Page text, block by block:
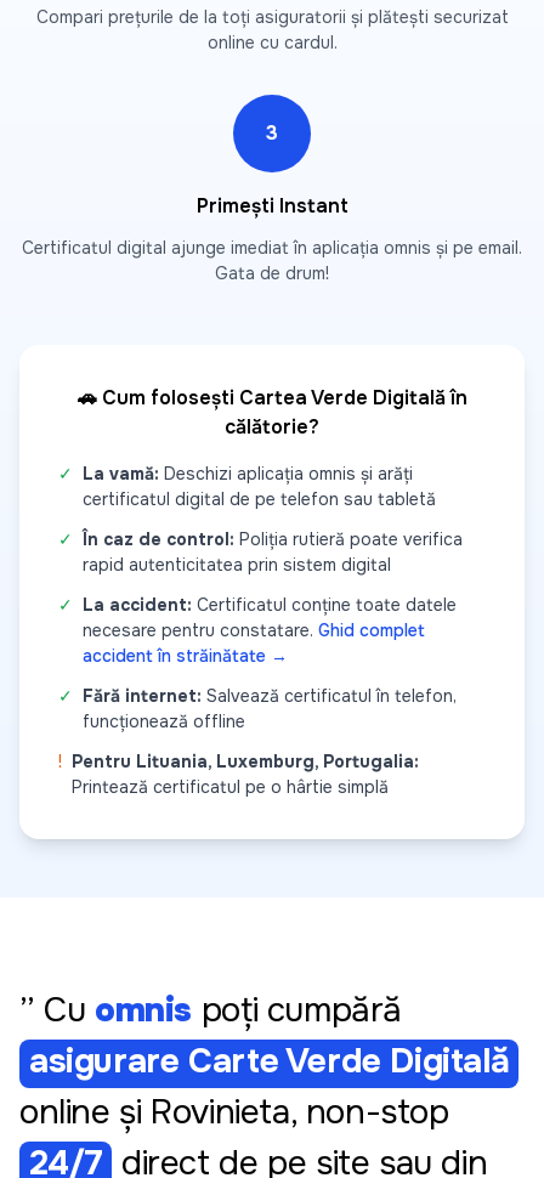
Compari prețurile de la toți asiguratorii și plătești securizat
online cu cardul.
3
Primești Instant
Certificatul digital ajunge imediat în aplicația omnis și pe email.
Gata de drum!
🚗 Cum folosești Cartea Verde Digitală în
călătorie?
✓ La vamă: Deschizi aplicația omnis și arăți
certificatul digital de pe telefon sau tabletă
✓ În caz de control: Poliția rutieră poate verifica
rapid autenticitatea prin sistem digital
✓
La accident: Certificatul conține toate datele
necesare pentru constatare. Ghid complet
accident în străinătate →
✓
Fără internet: Salvează certificatul în telefon,
funcționează offline
! Pentru Lituania, Luxemburg, Portugalia:
Printează certificatul pe o hârtie simplă
” Cu omnis poți cumpără
asigurare Carte Verde Digitală
online și Rovinieta, non-stop
24/7 direct de pe site sau din